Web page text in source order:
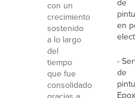
con un
crecimiento
sostenido
a lo largo
del
tiempo
que fue
consolidado
de
en
-
de